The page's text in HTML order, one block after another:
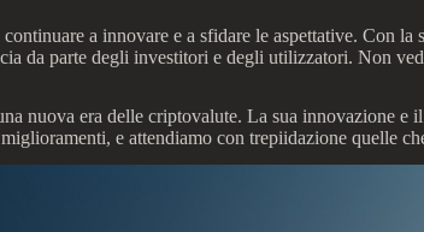
a innovare e a sfidare le aspettative. Con
da parte degli investitori e degli utilizzatori. Non
nuova era delle criptovalute. La sua innovazione
e attendiamo con trepiidazione quelle